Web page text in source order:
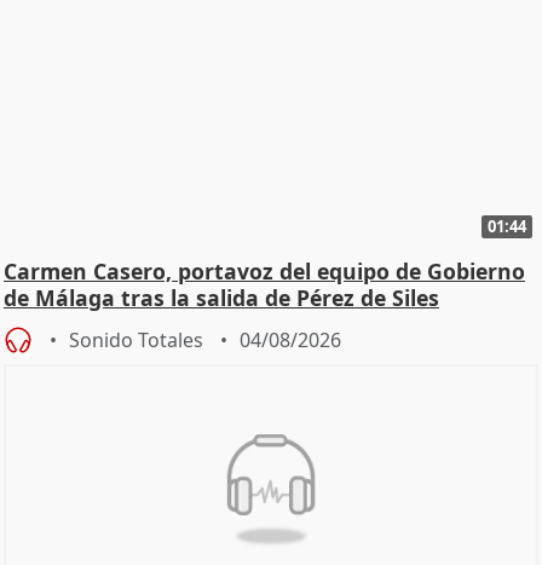
01:44
Carmen Casero, portavoz del equipo de Gobierno
de Málaga tras la salida de Pérez de Siles
Sonido Totales 04/08/2026